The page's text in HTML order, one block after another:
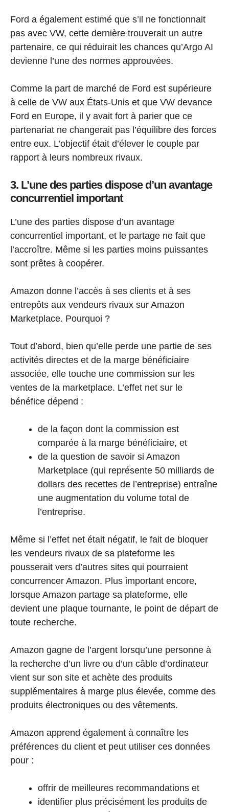
Ford a également estimé que s’il ne fonctionnait
pas avec VW, cette dernière trouverait un autre
partenaire, ce qui réduirait les chances qu’Argo AI
devienne l’une des normes approuvées.
Comme la part de marché de Ford est supérieure
à celle de VW aux États-Unis et que VW devance
Ford en Europe, il y avait fort à parier que ce
partenariat ne changerait pas l’équilibre des forces
entre eux. L’objectif était d’élever le couple par
rapport à leurs nombreux rivaux.
3. L’une des parties dispose d’un avantage
concurrentiel important
L’une des parties dispose d’un avantage
concurrentiel important, et le partage ne fait que
l’accroître. Même si les parties moins puissantes
sont prêtes à coopérer.
Amazon donne l’accès à ses clients et à ses
entrepôts aux vendeurs rivaux sur Amazon
Marketplace. Pourquoi ?
Tout d’abord, bien qu’elle perde une partie de ses
activités directes et de la marge bénéficiaire
associée, elle touche une commission sur les
ventes de la marketplace. L’effet net sur le
bénéfice dépend :
de la façon dont la commission est
comparée à la marge bénéficiaire, et
de la question de savoir si Amazon
Marketplace (qui représente 50 milliards de
dollars des recettes de l’entreprise) entraîne
une augmentation du volume total de
l’entreprise.
Même si l’effet net était négatif, le fait de bloquer
les vendeurs rivaux de sa plateforme les
pousserait vers d’autres sites qui pourraient
concurrencer Amazon. Plus important encore,
lorsque Amazon partage sa plateforme, elle
devient une plaque tournante, le point de départ de
toute recherche.
Amazon gagne de l’argent lorsqu’une personne à
la recherche d’un livre ou d’un câble d’ordinateur
vient sur son site et achète des produits
supplémentaires à marge plus élevée, comme des
produits électroniques ou des vêtements.
Amazon apprend également à connaître les
préférences du client et peut utiliser ces données
pour :
offrir de meilleures recommandations et
identifier plus précisément les produits de
0 Produit -0CFA